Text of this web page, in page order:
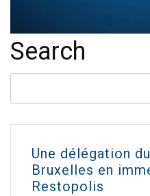
Search
Une délégation
Bruxelles en
Restopolis